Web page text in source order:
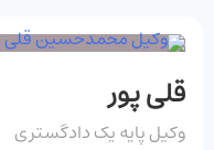
قلی پور
وکیل پایه یک دادگستری